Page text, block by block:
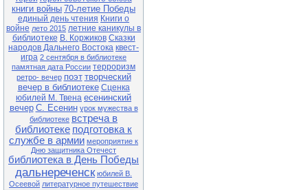
книги войны 70-летие Победы
единый день чтения Книги о
войне лето 2015 летние каникулы в
библиотеке В. Коржиков Сказки
народов Дальнего Востока квест-
игра 2 сентября в библиотеке
памятная дата России терроризм
ретро- вечер поэт творческий
вечер в библиотеке Сценка
юбилей М. Твена есенинский
вечер С. Есенин урок мужества в
библиотеке встреча в
библиотеке подготовка к
службе в армии мероприятие к
Дню защитника Отечест
библиотека в День Победы
дальнереченск юбилей В.
Осеевой литературное путешествие